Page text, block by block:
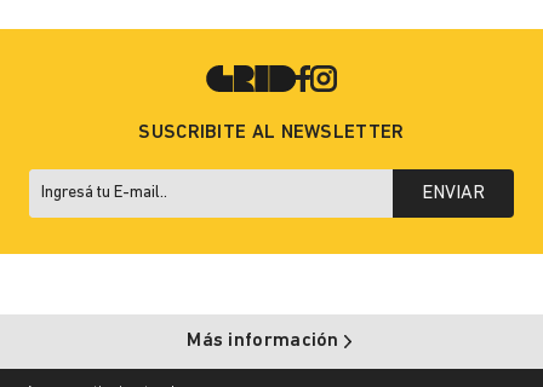
SUSCRIBITE AL NEWSLETTER
ENVIAR
Más información